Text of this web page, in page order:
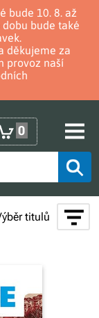
bude 10. 8. až
bude také
děkujeme za
provoz naší
0
titulů